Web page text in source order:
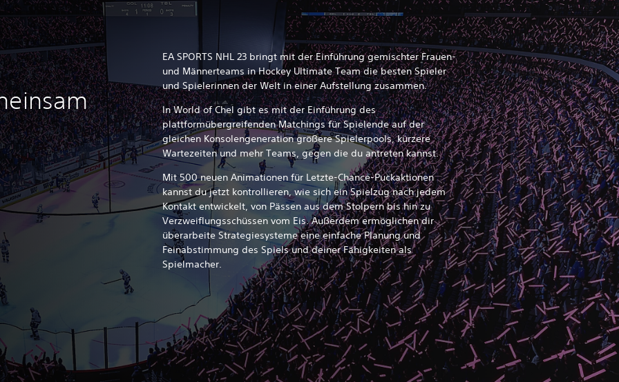
EA SPORTS NHL 23 bringt mit der Einführung gemischter Frauen-
und Männerteams in Hockey Ultimate Team die besten Spieler
und Spielerinnen der Welt in einer Aufstellung zusammen.
In World of Chel gibt es mit der Einführung des
plattformübergreifenden Matchings für Spielende auf der
gleichen Konsolengeneration größere Spielerpools, kürzere
Wartezeiten und mehr Teams, gegen die du antreten kannst.
Mit 500 neuen Animationen für Letzte-Chance-Puckaktionen
kannst du jetzt kontrollieren, wie sich ein Spielzug nach jedem
Kontakt entwickelt, von Pässen aus dem Stolpern bis hin zu
Verzweiflungsschüssen vom Eis. Außerdem ermöglichen dir
überarbeite Strategiesysteme eine einfache Planung und
Feinabstimmung des Spiels und deiner Fähigkeiten als
Spielmacher.